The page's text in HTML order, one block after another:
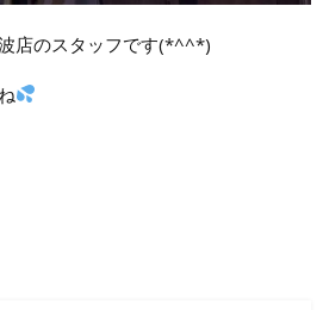
店のスタッフです(*^^*)